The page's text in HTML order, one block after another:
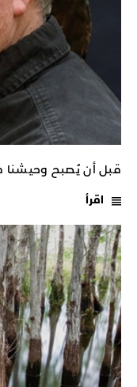
قبل أن يُصبح وحيشنا
اقرأ